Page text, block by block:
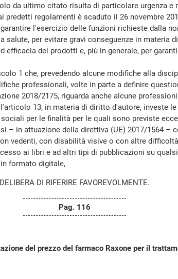
da ultimo citato risulta di particolare urgenza e
predetti regolamenti è scaduto il 26 novembre
l'esercizio delle funzioni richieste dalla
salute, per evitare gravi conseguenze in materia
efficacia dei prodotti e, più in generale, per
1 che, prevedendo alcune modifiche alla
professionali, volte in parte a definire
2018/2175, riguarda anche alcune
13, in materia di diritto d'autore, investe le
per le finalità per le quali sono previste
– in attuazione della direttiva (UE) 2017/1564 –
vedenti, con disabilità visive o con altre
ai libri e ad altri tipi di pubblicazioni su
formato digitale,
DELIBERA DI RIFERIRE FAVOREVOLMENTE.
Pag. 116
del prezzo del farmaco Raxone per il